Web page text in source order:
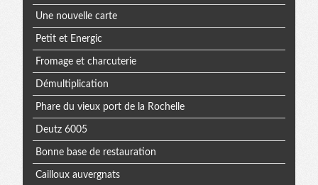
Une nouvelle carte
Petit et Energic
Fromage et charcuterie
Démultiplication
Phare du vieux port de la Rochelle
Deutz 6005
Bonne base de restauration
Cailloux auvergnats